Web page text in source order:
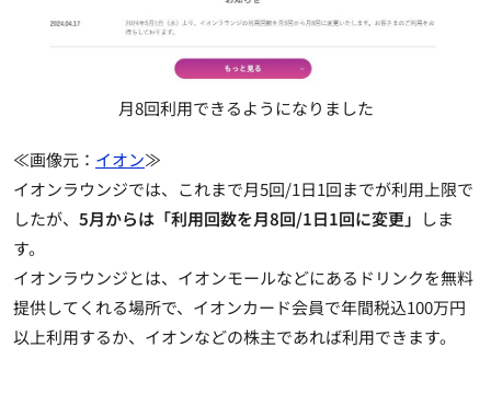
月8回利用できるようになりました
≪画像元： イオン≫
イオンラウンジでは、これまで月5回/1日1回までが利用上限で
したが、 5月からは「利用回数を月8回/1日1回に変更」 しま
す。
イオンラウンジとは、イオンモールなどにあるドリンクを無料
提供してくれる場所で、イオンカード会員で年間税込100万円
以上利用するか、イオンなどの株主であれば利用できます。